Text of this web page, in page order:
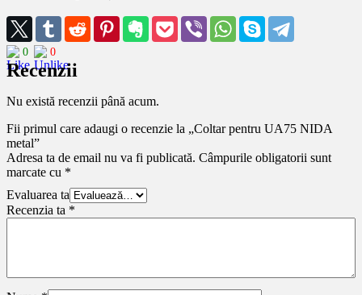
0 0
Recenzii
Nu există recenzii până acum.
Fii primul care adaugi o recenzie la „Coltar pentru UA75 NIDA
metal”
Adresa ta de email nu va fi publicată. Câmpurile obligatorii sunt
marcate cu *
Evaluarea ta
Recenzia ta *